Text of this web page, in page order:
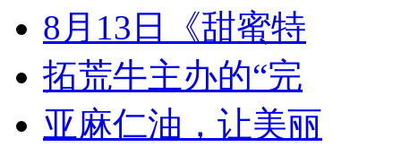
8月13日《甜蜜特
拓荒牛主办的“完
亚麻仁油，让美丽